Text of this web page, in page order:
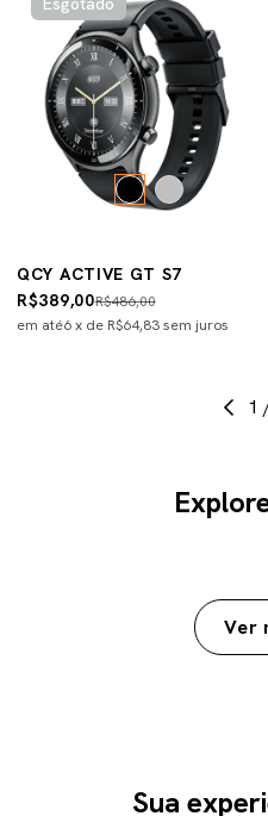
QCY ACTIVE GT S7
R$486,00
R$389,00
em até6x de R$64,83sem juros
1
Sua